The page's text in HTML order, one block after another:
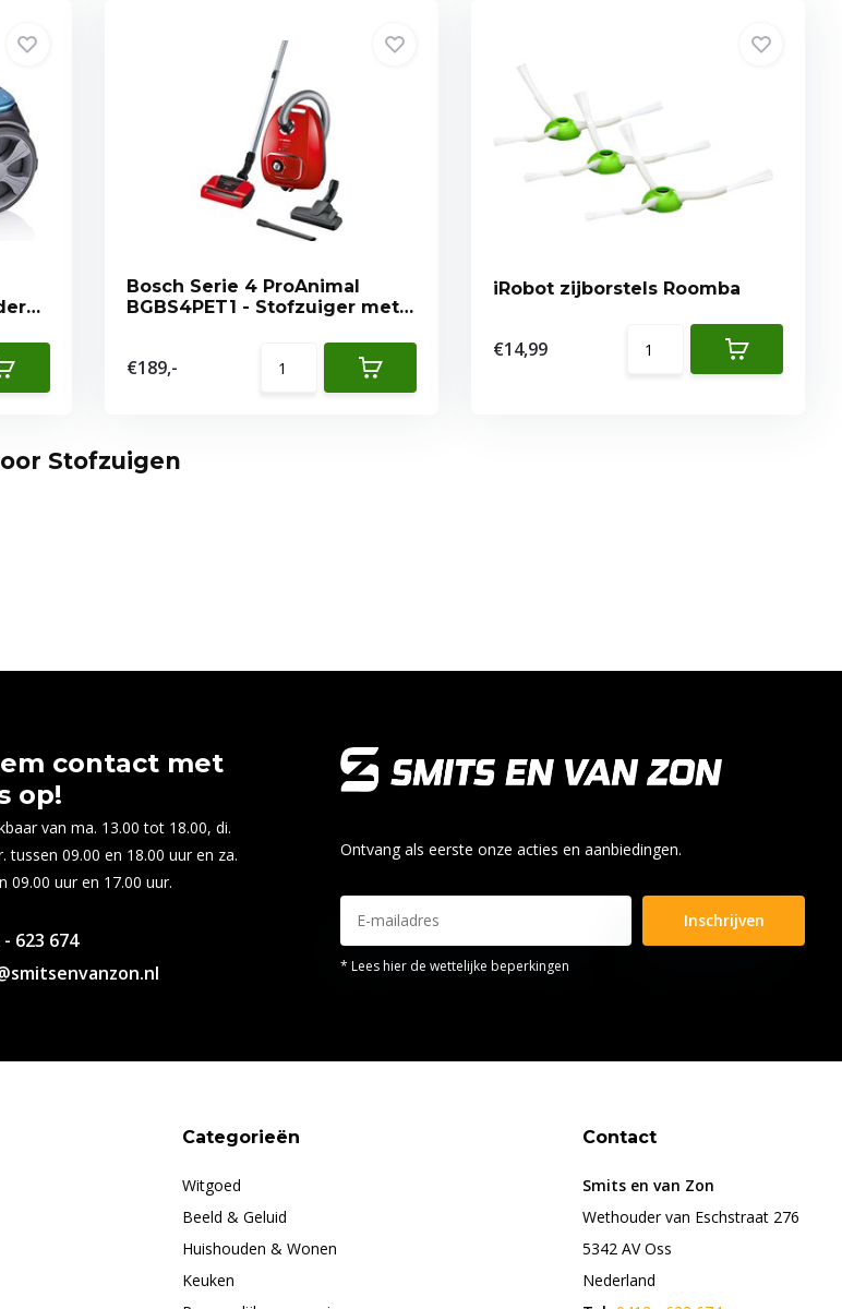
Bosch Serie 4 ProAnimal
BGBS4PET1 - Stofzuiger met
€189,-
iRobot zijborstels Roomba
€14,99
Stofzuigen
contact met
op!
van ma. 13.00 tot 18.00, di.
tussen 09.00 en 18.00 uur en za.
09.00 uur en 17.00 uur.
- 623 674
Ontvang als eerste onze acties en aanbiedingen.
Inschrijven
* Lees hier de wettelijke beperkingen
Categorieën
Witgoed
Beeld & Geluid
Huishouden & Wonen
Keuken
Contact
Smits en van Zon
Wethouder van Eschstraat 276
5342 AV Oss
Nederland